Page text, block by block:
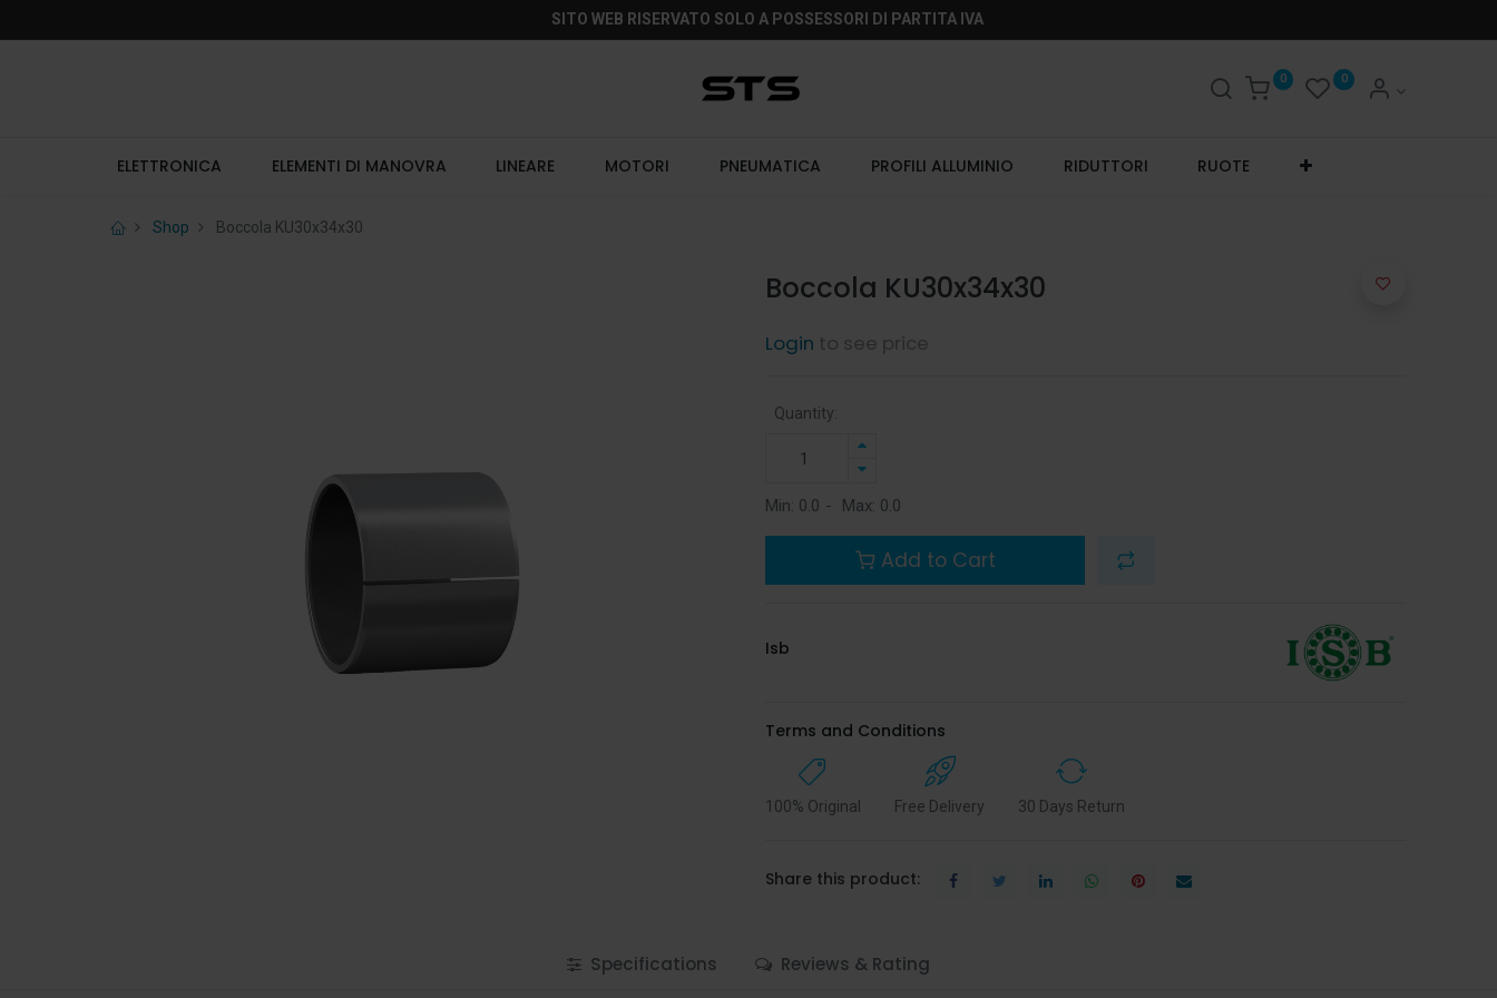
SITO WEB RISERVATO SOLO A POSSESSORI DI PARTITA IVA
0 0
ELETTRONICA ELEMENTI DI MANOVRA LINEARE MOTORI PNEUMATICA PROFILI ALLUMINIO RIDUTTORI RUOTE
Shop Boccola KU30x34x30
Boccola KU30x34x30
Login to see price
Quantity:
Min: 0.0 - Max: 0.0
Add to Cart
Isb
Terms and Conditions
100% Original Free Delivery 30 Days Return
Share this product:
Specifications Reviews & Rating